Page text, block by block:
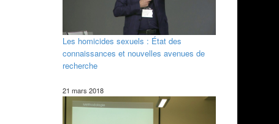
Les homicides sexuels : État des
connaissances et nouvelles avenues de
recherche
21 mars 2018